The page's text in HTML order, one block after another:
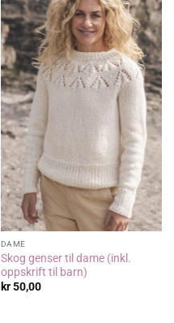
DAME
Skog genser til dame (inkl.
oppskrift til barn)
kr50,00